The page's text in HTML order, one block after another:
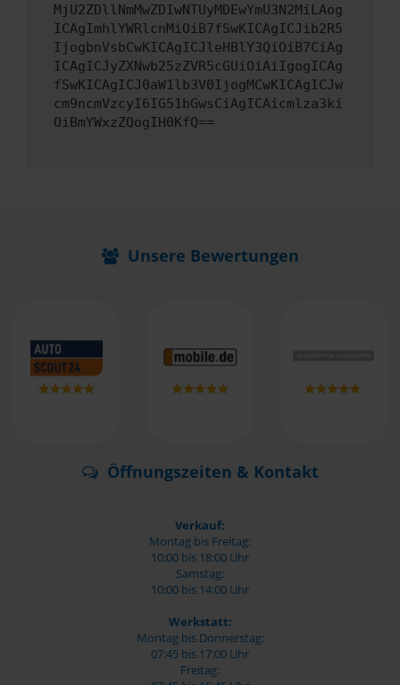
MjU2ZDllNmMwZDIwNTUyMDEwYmU3N2MiLAog
ICAgImhlYWRlcnMiOiB7fSwKICAgICJib2R5
IjogbnVsbCwKICAgICJleHBlY3QiOiB7CiAg
ICAgICJyZXNwb25zZVR5cGUiOiAiIgogICAg
fSwKICAgICJ0aW1lb3V0IjogMCwKICAgICJw
cm9ncmVzcyI6IG51bGwsCiAgICAicmlza3ki
OiBmYWxzZQogIH0KfQ==
Unsere Bewertungen
Öffnungszeiten & Kontakt
Verkauf:
Montag bis Freitag:
10:00 bis 18:00 Uhr
Samstag:
10:00 bis 14:00 Uhr
Werkstatt:
Montag bis Donnerstag:
07:45 bis 17:00 Uhr
Freitag: